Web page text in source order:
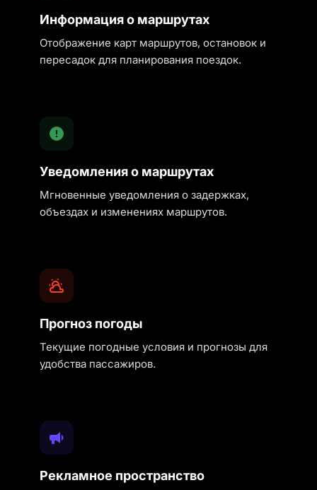
Информация о маршрутах
Отображение карт маршрутов, остановок и
пересадок для планирования поездок.
Уведомления о маршрутах
Мгновенные уведомления о задержках,
объездах и изменениях маршрутов.
Прогноз погоды
Текущие погодные условия и прогнозы для
удобства пассажиров.
Рекламное пространство